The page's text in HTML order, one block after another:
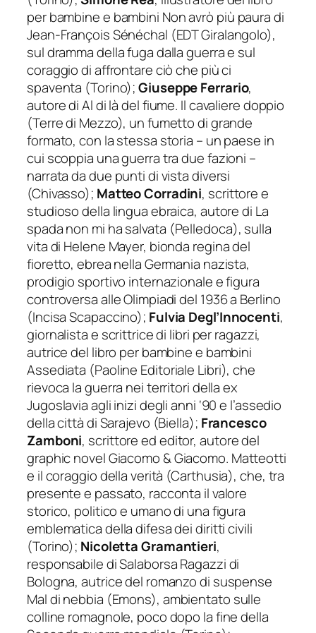
per bambine e bambini Non avrò più pauradi
Jean-François Sénéchal (EDT Giralangolo),
sul dramma della fuga dalla guerra e sul
coraggio di affrontare ciò che più ci
spaventa (Torino);Giuseppe Ferrario,
autore diAl di là del fiume. Il cavaliere doppio
(Terre di Mezzo), un fumetto di grande
formato, con la stessa storia – un paese in
cui scoppia una guerra tra due fazioni –
narrata da due punti di vista diversi
(Chivasso); Matteo Corradini, scrittore e
studioso della lingua ebraica, autore di La
spada non mi ha salvata (Pelledoca), sulla
vita di Helene Mayer, bionda regina del
fioretto, ebrea nella Germania nazista,
prodigio sportivo internazionale e figura
controversa alle Olimpiadi del 1936 a Berlino
(Incisa Scapaccino); Fulvia Degl’Innocenti,
giornalista e scrittrice di libri per ragazzi,
autrice del libro per bambine e bambini
Assediata (Paoline Editoriale Libri), che
rievoca la guerra nei territori della ex
Jugoslavia agli inizi degli anni ‘90 e l’assedio
della città di Sarajevo (Biella); Francesco
Zamboni, scrittore ed editor, autore del
graphic novelGiacomo & Giacomo. Matteotti
e il coraggio della verità (Carthusia), che, tra
presente e passato, racconta il valore
storico, politico e umano di una figura
emblematica della difesa dei diritti civili
(Torino); Nicoletta Gramantieri,
responsabile di Salaborsa Ragazzi di
Bologna, autrice del romanzo di suspense
Mal di nebbia (Emons), ambientato sulle
colline romagnole, poco dopo la fine della